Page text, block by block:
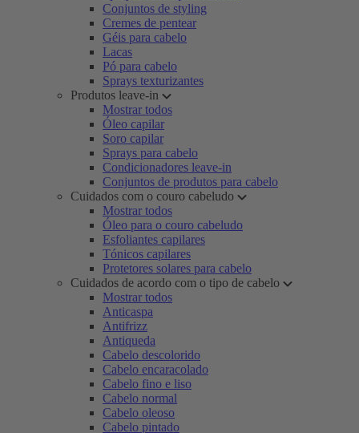
Conjuntos de styling
Cremes de pentear
Géis para cabelo
Lacas
Pó para cabelo
Sprays texturizantes
Produtos leave-in
Mostrar todos
Óleo capilar
Soro capilar
Sprays para cabelo
Condicionadores leave-in
Conjuntos de produtos para cabelo
Cuidados com o couro cabeludo
Mostrar todos
Óleo para o couro cabeludo
Esfoliantes capilares
Tónicos capilares
Protetores solares para cabelo
Cuidados de acordo com o tipo de cabelo
Mostrar todos
Anticaspa
Antifrizz
Antiqueda
Cabelo descolorido
Cabelo encaracolado
Cabelo fino e liso
Cabelo normal
Cabelo oleoso
Cabelo pintado